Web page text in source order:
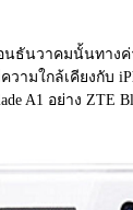
ธันวาคมนั้นทางค่
ามใกล้เคียงกับ
A1 อย่าง ZTE